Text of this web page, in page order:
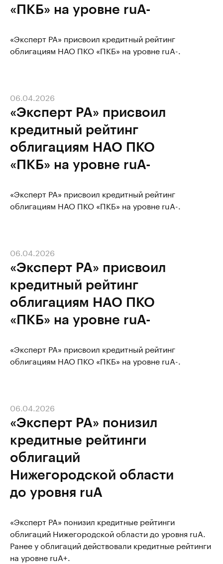
«ПКБ» на уровне ruA-
«Эксперт РА» присвоил кредитный рейтинг
облигациям НАО ПКО «ПКБ» на уровне ruA-.
«Эксперт РА» присвоил
кредитный рейтинг
облигациям НАО ПКО
«ПКБ» на уровне ruA-
06.04.2026
«Эксперт РА» присвоил кредитный рейтинг
облигациям НАО ПКО «ПКБ» на уровне ruA-.
«Эксперт РА» присвоил
кредитный рейтинг
облигациям НАО ПКО
«ПКБ» на уровне ruA-
06.04.2026
«Эксперт РА» присвоил кредитный рейтинг
облигациям НАО ПКО «ПКБ» на уровне ruA-.
«Эксперт РА» понизил
кредитные рейтинги
облигаций
Нижегородской области
до уровня ruA
06.04.2026
«Эксперт РА» понизил кредитные рейтинги
облигаций Нижегородской области до уровня ruA.
Ранее у облигаций действовали кредитные рейтинги
на уровне ruA+.